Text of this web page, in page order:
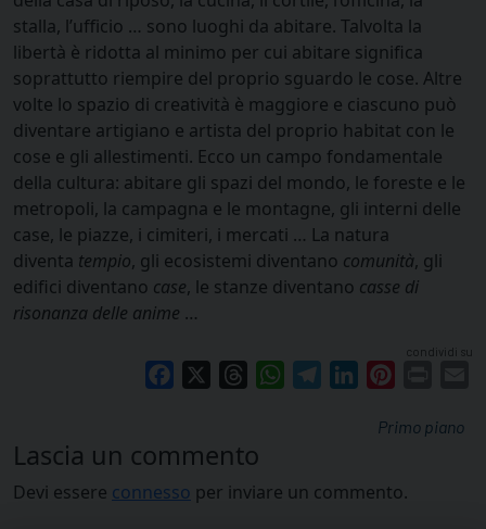
stalla, l’ufficio … sono luoghi da abitare. Talvolta la
libertà è ridotta al minimo per cui abitare significa
soprattutto riempire del proprio sguardo le cose. Altre
volte lo spazio di creatività è maggiore e ciascuno può
diventare artigiano e artista del proprio habitat con le
cose e gli allestimenti. Ecco un campo fondamentale
della cultura: abitare gli spazi del mondo, le foreste e le
metropoli, la campagna e le montagne, gli interni delle
case, le piazze, i cimiteri, i mercati … La natura
diventa tempio, gli ecosistemi diventano comunità, gli
edifici diventano case, le stanze diventano casse di
risonanza delle anime …
condividi su
Facebook ThreadsWhatsAppTelegramLinkedIn
Primo piano
Lascia un commento
Devi essere connesso per inviare un commento.